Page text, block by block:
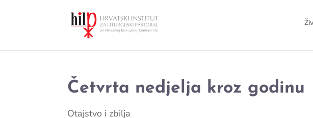
Četvrta nedjelja kroz godinu
Otajstvo i zbilja